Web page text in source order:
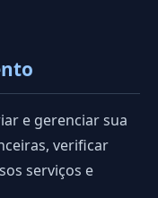
e gerenciar sua
verificar
serviços e